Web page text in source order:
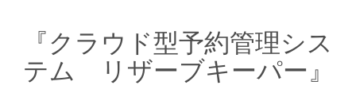
『クラウド型予約管理シス
テム リザーブキーパー』